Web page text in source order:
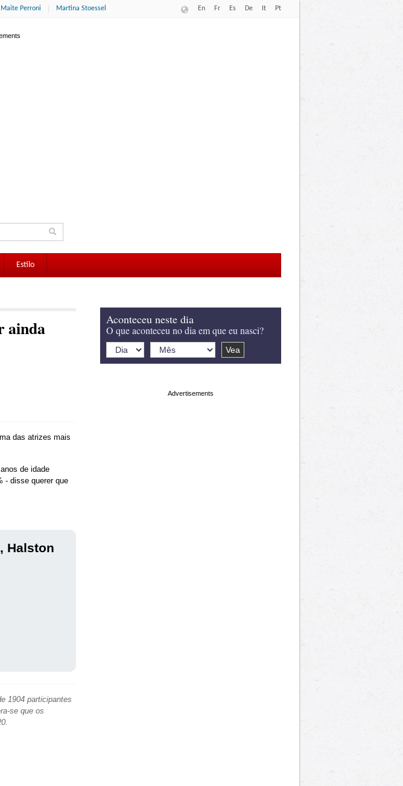
Maite Perroni Martina Stoessel En Fr Es De It Pt
Estilo
ainda
das atrizes mais
de idade
- disse querer que
Halston
1904 participantes
se que os
Aconteceu neste dia
O que aconteceu no dia em que eu nasci?